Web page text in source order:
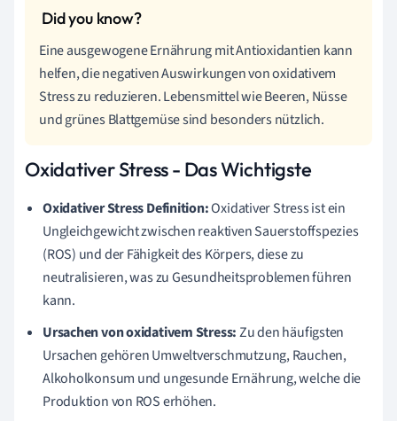
Eine ausgewogene Ernährung mit Antioxidantien kann
helfen, die negativen Auswirkungen von oxidativem
Stress zu reduzieren. Lebensmittel wie Beeren, Nüsse
und grünes Blattgemüse sind besonders nützlich.
Oxidativer Stress - Das Wichtigste
Oxidativer Stress Definition:Oxidativer Stress ist ein
Ungleichgewicht zwischen reaktiven Sauerstoffspezies
(ROS) und der Fähigkeit des Körpers, diese zu
neutralisieren, was zu Gesundheitsproblemen führen
kann.
Ursachen von oxidativem Stress:Zu den häufigsten
Ursachen gehören Umweltverschmutzung, Rauchen,
Alkoholkonsum und ungesunde Ernährung, welche die
Produktion von ROS erhöhen.